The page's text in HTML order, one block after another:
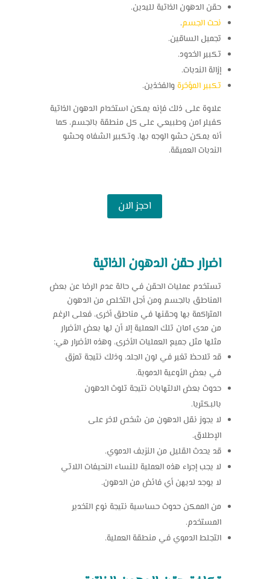
حقن الدهون الذاتية لليدين.
نحت الجسم.
تجميل الساقين.
تكبير الخدود.
إزالة الندبات.
تكبير المؤخرة والفخذين.
علاوة على ذلك فإنه يمكن استخدام الدهون الذاتية
كفيلر آمن وطبيعي على كل منطقة بالجسم، كما
أنه يمكن حشو الوجه بها، وتكبير الشفاه وحشو
الندبات العميقة.
احجز الان
اضرار حقن الدهون الذاتية
تستخدم عمليات الحقن في حالة عدم الرضا عن بعض
المناطق بالجسم ومن أجل التخلص من الدهون
المتراكمة بها وحقنها في مناطق أخرى، فعلى الرغم
من مدى آمان تلك العملية إلا أن لها بعض الأضرار
مثلها مثل جميع العمليات الأخرى، وهذه الأضرار هي:
قد تلاحظ تغير في لون الجلد، وذلك نتيجة تمزق
في بعض الأوعية الدموية.
حدوث بعض الالتهابات نتيجة تلوث الدهون
بالبكتريا.
لا يجوز نقل الدهون من شخص لآخر على
الإطلاق.
قد يحدث القليل من النزيف الدموي.
لا يجب إجراء هذه العملية للنساء النحيفات اللاتي
لا يوجد لديهن أي فائض من الدهون.
من الممكن حدوث حساسية نتيجة نوع التخدير
المستخدم.
التجلط الدموي في منطقة العملية.